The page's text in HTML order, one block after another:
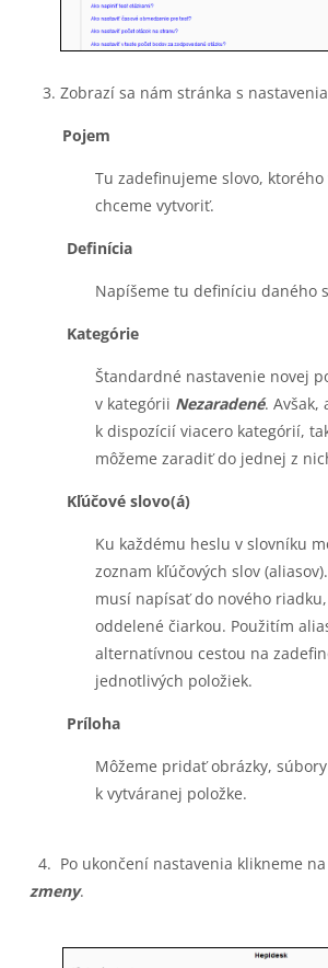
Zobrazí sa nám stránka s
Pojem
Tu zadeﬁnujeme slovo, ktorého
chceme vytvoriť.
Deﬁnícia
Napíšeme tu deﬁníciu daného
Kategórie
Štandardné nastavenie novej
v kategórii Nezaradené. Avšak,
k dispozícií viacero kategórií,
môžeme zaradiť do jednej z
Kľúčové slovo(á)
Ku každému heslu v slovníku
zoznam kľúčových slov
musí napísať do nového
oddelené čiarkou. Použitím
alternatívnou cestou na
jednotlivých položiek.
Príloha
Môžeme pridať obrázky,
k vytváranej položke.
4. Po ukončení nastavenia klikneme
zmeny.